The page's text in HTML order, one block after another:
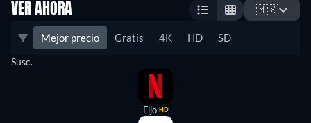
VER AHORA 🇲🇽
Mejor precio Gratis 4K HD SD
Susc.
Fijo HD